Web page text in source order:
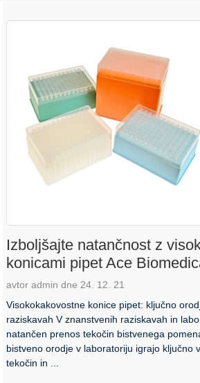
Izboljšajte natančnost z
konicami pipet Ace
avtor admin dne 24. 12. 21
Visokokakovostne konice pipet: ključno
raziskavah V znanstvenih raziskavah in
natančen prenos tekočin bistvenega
bistveno orodje v laboratoriju igrajo ključno
tekočin in ...